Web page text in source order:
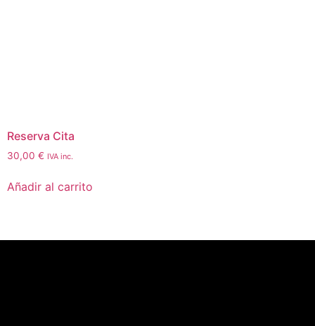
Reserva Cita
30,00 € IVA inc.
Añadir al carrito